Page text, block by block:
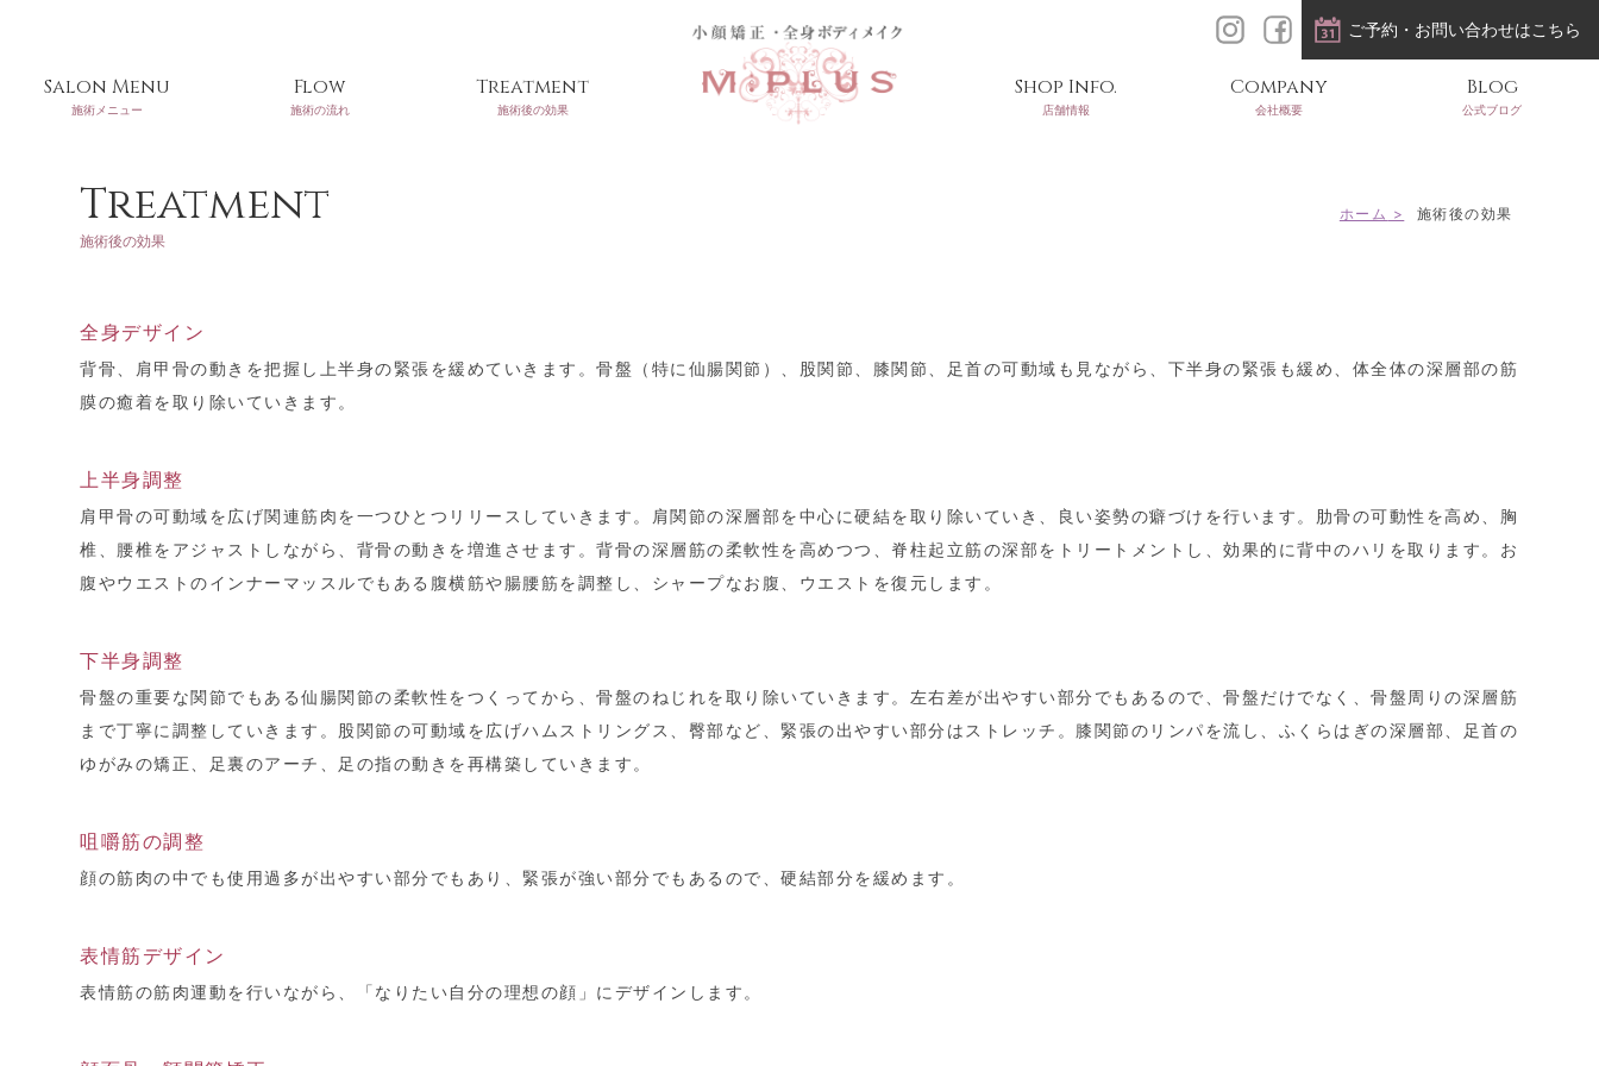
Salon Menu
施術メニュー
Flow
施術の流れ
Treatment
施術後の効果
ご予約・お問い合わせはこちら
Shop Info.
店舗情報
Company
会社概要
Blog
公式ブログ
Treatment
施術後の効果
ホーム 施術後の効果
全身デザイン
背骨、肩甲骨の動きを把握し上半身の緊張を緩めていきます。骨盤（特に仙腸関節）、股関節、膝関節、足首の可動域も見ながら、下半身の緊張も緩め、体全体の深層部の筋
膜の癒着を取り除いていきます。
上半身調整
肩甲骨の可動域を広げ関連筋肉を一つひとつリリースしていきます。肩関節の深層部を中心に硬結を取り除いていき、良い姿勢の癖づけを行います。肋骨の可動性を高め、胸
椎、腰椎をアジャストしながら、背骨の動きを増進させます。背骨の深層筋の柔軟性を高めつつ、脊柱起立筋の深部をトリートメントし、効果的に背中のハリを取ります。お
腹やウエストのインナーマッスルでもある腹横筋や腸腰筋を調整し、シャープなお腹、ウエストを復元します。
下半身調整
骨盤の重要な関節でもある仙腸関節の柔軟性をつくってから、骨盤のねじれを取り除いていきます。左右差が出やすい部分でもあるので、骨盤だけでなく、骨盤周りの深層筋
まで丁寧に調整していきます。股関節の可動域を広げハムストリングス、臀部など、緊張の出やすい部分はストレッチ。膝関節のリンパを流し、ふくらはぎの深層部、足首の
ゆがみの矯正、足裏のアーチ、足の指の動きを再構築していきます。
咀嚼筋の調整
顔の筋肉の中でも使用過多が出やすい部分でもあり、緊張が強い部分でもあるので、硬結部分を緩めます。
表情筋デザイン
表情筋の筋肉運動を行いながら、「なりたい自分の理想の顔」にデザインします。